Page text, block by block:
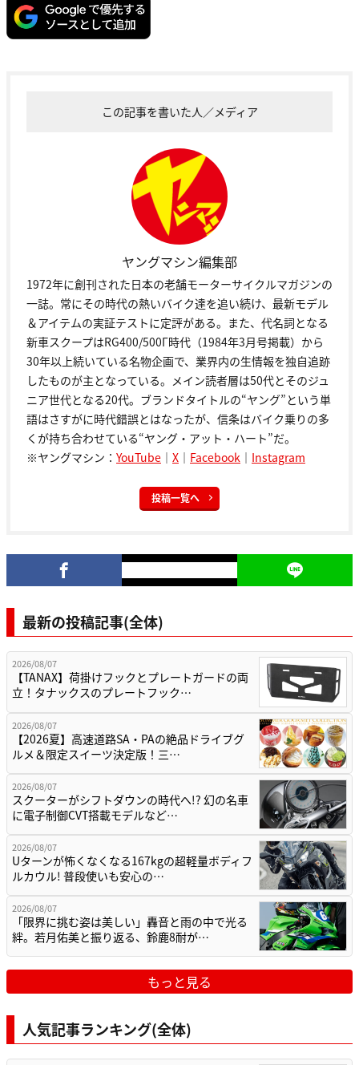
この記事を書いた人／メディア
ヤングマシン編集部
1972年に創刊された日本の老舗モーターサイクルマガジンの
一誌。常にその時代の熱いバイク達を追い続け、最新モデル
＆アイテムの実証テストに定評がある。また、代名詞となる
新車スクープはRG400/500Γ時代（1984年3月号掲載）から
30年以上続いている名物企画で、業界内の生情報を独自追跡
したものが主となっている。メイン読者層は50代とそのジュ
ニア世代となる20代。ブランドタイトルの“ヤング”という単
語はさすがに時代錯誤とはなったが、信条はバイク乗りの多
くが持ち合わせている“ヤング・アット・ハート”だ。
※ヤングマシン： YouTube ｜ X ｜ Facebook ｜ Instagram
投稿一覧へ
最新の投稿記事(全体)
2026/08/07
【TANAX】荷掛けフックとプレートガードの両
立！タナックスのプレートフック…
2026/08/07
【2026夏】高速道路SA・PAの絶品ドライブグ
ルメ＆限定スイーツ決定版！三…
2026/08/07
スクーターがシフトダウンの時代へ!? 幻の名車
に電子制御CVT搭載モデルなど…
2026/08/07
Uターンが怖くなくなる167kgの超軽量ボディフ
ルカウル! 普段使いも安心の…
2026/08/07
「限界に挑む姿は美しい」轟音と雨の中で光る
絆。若月佑美と振り返る、鈴鹿8耐が…
もっと見る
人気記事ランキング(全体)